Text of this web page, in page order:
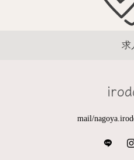
求
mail/